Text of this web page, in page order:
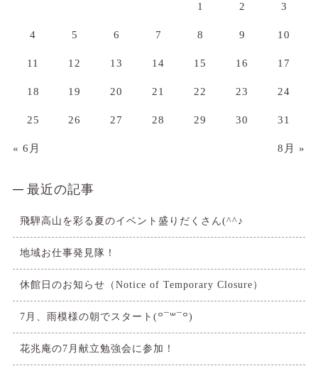
1 2 3
4 5 6 7 8 9 10
11 12 13 14 15 16 17
18 19 20 21 22 23 24
25 26 27 28 29 30 31
« 6月 8月 »
最近の記事
飛騨高山を彩る夏のイベント盛りだくさん(^^♪
地域お仕事発見隊！
休館日のお知らせ（Notice of Temporary Closure）
7月、雨模様の朝でスタート(꒪¯꒳​¯꒪)
花兆庵の7月献立勉強会に参加！